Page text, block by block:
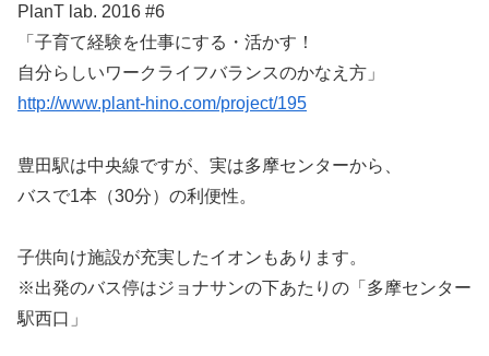
PlanT lab. 2016 #6
「子育て経験を仕事にする・活かす！
自分らしいワークライフバランスのかなえ方」
http://www.plant-hino.com/project/195
豊田駅は中央線ですが、実は多摩センターから、
バスで1本（30分）の利便性。
子供向け施設が充実したイオンもあります。
※出発のバス停はジョナサンの下あたりの「多摩センター
駅西口」